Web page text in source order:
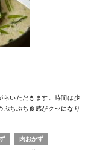
らいただきます。時間は少
ぷちぷち食感がクセになり
肉おかず